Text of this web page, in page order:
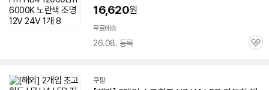
16,620원
무료배송
26.08. 등록
관
쿠팡